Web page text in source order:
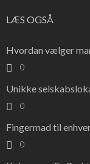
LÆS OGSÅ
Hvordan vælger
0
Unikke
0
Fingermad til
0